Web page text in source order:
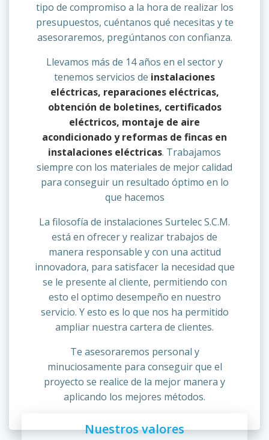
tipo de compromiso a la hora de realizar los
presupuestos, cuéntanos qué necesitas y te
asesoraremos, pregúntanos con confianza.
Llevamos más de 14 años en el sector y
tenemos servicios de instalaciones
eléctricas, reparaciones eléctricas,
obtención de boletines, certificados
eléctricos, montaje de aire
acondicionado y reformas de fincas en
instalaciones eléctricas. Trabajamos
siempre con los materiales de mejor calidad
para conseguir un resultado óptimo en lo
que hacemos
La filosofía de instalaciones Surtelec S.C.M.
está en ofrecer y realizar trabajos de
manera responsable y con una actitud
innovadora, para satisfacer la necesidad que
se le presente al cliente, permitiendo con
esto el optimo desempeño en nuestro
servicio. Y esto es lo que nos ha permitido
ampliar nuestra cartera de clientes.
Te asesoraremos personal y
minuciosamente para conseguir que el
proyecto se realice de la mejor manera y
aplicando los mejores métodos.
Nuestros valores